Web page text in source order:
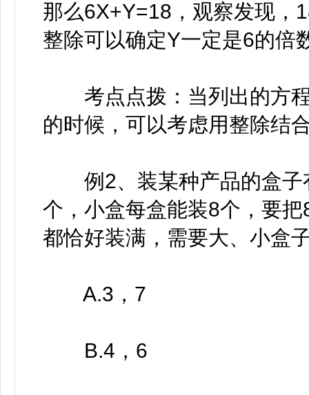
那么6X+Y=18，观察发现，
整除可以确定Y一定是6的倍
考点点拨：当列出的方程
的时候，可以考虑用整除结
例2、装某种产品的盒子
个，小盒每盒能装8个，要
都恰好装满，需要大、小盒
A.3，7
B.4，6